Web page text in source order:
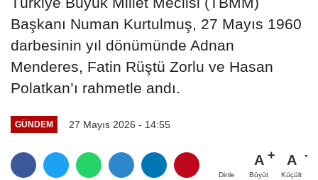
Başkanı Numan Kurtulmuş, 27 Mayıs 1960
darbesinin yıl dönümünde Adnan
Menderes, Fatin Rüştü Zorlu ve Hasan
Polatkan’ı rahmetle andı.
GÜNDEM 27 Mayıs 2026 - 14:55
Dinle
A
Büyüt
A
Küçült